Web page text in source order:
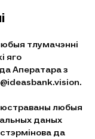
тлумачэнні
яго
Аператара з
любыя
даных
да